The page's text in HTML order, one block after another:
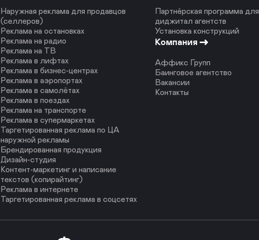
Наружная реклама для продавцов
(селлеров)
Реклама на остановках
Реклама на радио
Реклама на ТВ
Реклама в лифтах
Реклама в бизнес-центрах
Реклама в аэропортах
Реклама в самолётах
Реклама в поездах
Реклама на транспорте
Реклама в супермаркетах
Таргетированная реклама по ЦА
наружной рекламы
Брендированная продукция
Дизайн-студия
Контент-маркетинг и написание
текстов (копирайтинг)
Реклама в интернете
Таргетированная реклама в соцсетях
Партнёрская программа для
диджитал агентств
Установка конструкций
Компания
Аффикс Групп
Баинговое агентство
Вакансии
Контакты